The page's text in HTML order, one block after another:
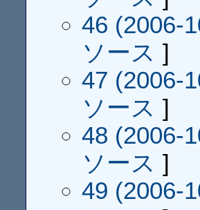
46 (2006-
ソース ]
47 (2006-
ソース ]
48 (2006-
ソース ]
49 (2006-